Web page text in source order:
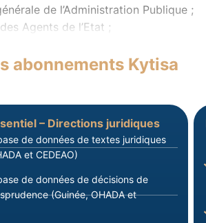
de l’Administration Publique ;
Agents de l’Etat ;
abonnements Kytisa
– Directions juridiques
de données de textes juridiques
et CEDEAO)
de données de décisions de
(Guinée, OHADA et